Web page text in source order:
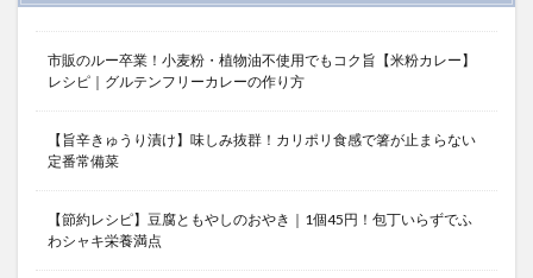
市販のルー卒業！小麦粉・植物油不使用でもコク旨【米粉カレー】
レシピ｜グルテンフリーカレーの作り方
【旨辛きゅうり漬け】味しみ抜群！カリポリ食感で箸が止まらない
定番常備菜
【節約レシピ】豆腐ともやしのおやき｜1個45円！包丁いらずでふ
わシャキ栄養満点